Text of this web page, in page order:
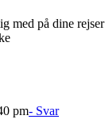
med på dine rejser
pm- Svar